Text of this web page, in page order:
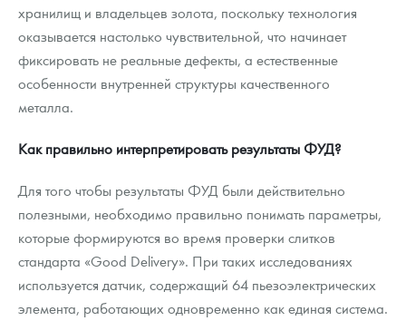
хранилищ и владельцев золота, поскольку технология
оказывается настолько чувствительной, что начинает
фиксировать не реальные дефекты, а естественные
особенности внутренней структуры качественного
металла.
Как правильно интерпретировать результаты ФУД?
Для того чтобы результаты ФУД были действительно
полезными, необходимо правильно понимать параметры,
которые формируются во время проверки слитков
стандарта «Good Delivery». При таких исследованиях
используется датчик, содержащий 64 пьезоэлектрических
элемента, работающих одновременно как единая система.